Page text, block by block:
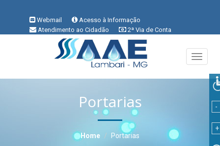
Webmail
Acesso à Informação
Atendimento ao Cidadão
2ª Via de Conta
Perguntas Frequentes
Denúncia
Área do Servidor
Toggle
Portarias
Home Portarias